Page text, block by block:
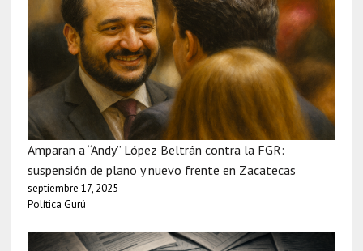
Amparan a “Andy” López Beltrán contra la FGR:
suspensión de plano y nuevo frente en Zacatecas
septiembre 17, 2025
Política Gurú